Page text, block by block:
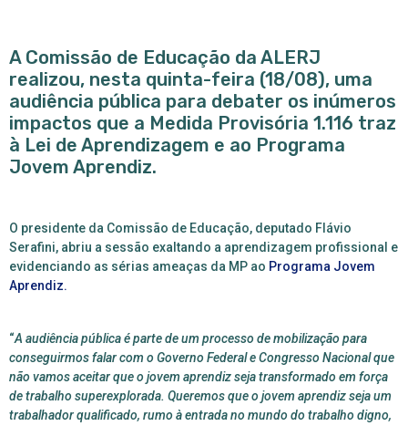
A Comissão de Educação da ALERJ
realizou, nesta quinta-feira (18/08), uma
audiência pública para debater os inúmeros
impactos que a Medida Provisória 1.116 traz
à Lei de Aprendizagem e ao Programa
Jovem Aprendiz.
O presidente da Comissão de Educação, deputado Flávio
Serafini, abriu a sessão exaltando a aprendizagem profissional e
evidenciando as sérias ameaças da MP ao Programa Jovem
Aprendiz.
“A audiência pública é parte de um processo de mobilização para
conseguirmos falar com o Governo Federal e Congresso Nacional que
não vamos aceitar que o jovem aprendiz seja transformado em força
de trabalho superexplorada. Queremos que o jovem aprendiz seja um
trabalhador qualificado, rumo à entrada no mundo do trabalho digno,